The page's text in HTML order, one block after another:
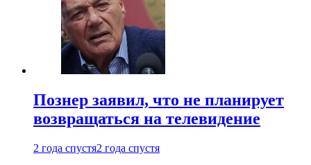
Познер заявил, что не планирует
возвращаться на телевидение
2 года спустя2 года спустя